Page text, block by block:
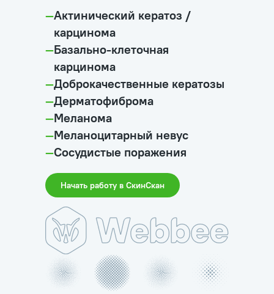
—Актинический кератоз /
карцинома
—Базально-клеточная
карцинома
—Доброкачественные кератозы
—Дерматофиброма
—Меланома
—Меланоцитарный невус
—Сосудистые поражения
Начать работу в СкинСкан